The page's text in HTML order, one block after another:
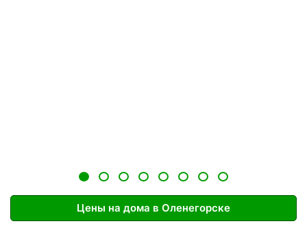
Цены на дома в Оленегорске